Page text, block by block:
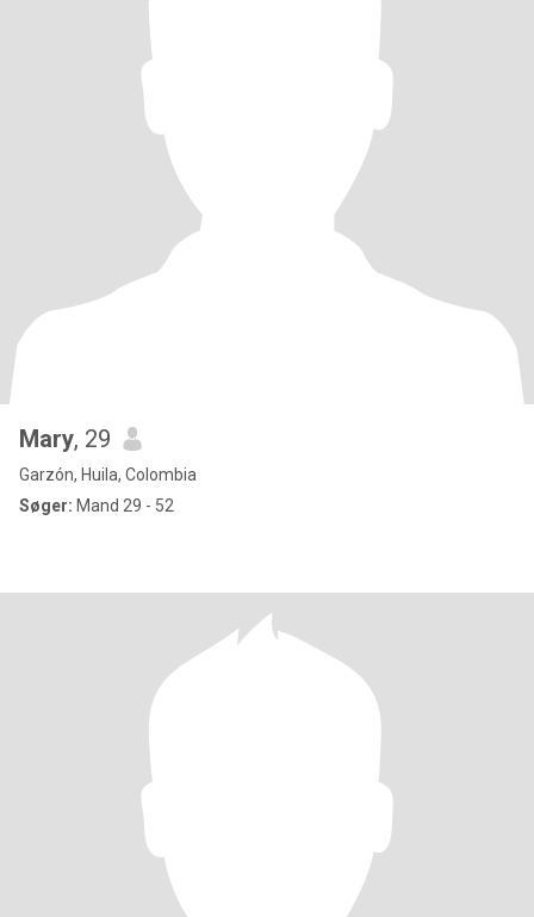
Mary, 29
Garzón, Huila, Colombia
Søger: Mand 29 - 52